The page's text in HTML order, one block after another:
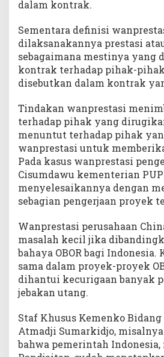
dalam kontrak.
Sementara definisi
dilaksanakannya prestasi
sebagaimana mestinya yang
kontrak terhadap pihak-
disebutkan dalam kontrak
Tindakan wanprestasi
terhadap pihak yang
menuntut terhadap pihak
wanprestasi untuk
Pada kasus wanprestasi
Cisumdawu kementerian
menyelesaikannya dengan
sebagian pengerjaan proyek
Wanprestasi perusahaan
masalah kecil jika
bahaya OBOR bagi Indonesia.
sama dalam proyek-proyek
dihantui kecurigaan banyak
jebakan utang.
Staf Khusus Kemenko
Atmadji Sumarkidjo,
bahwa pemerintah